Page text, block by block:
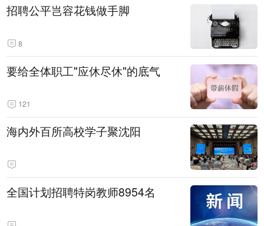
招聘公平岂容花钱做手脚
8
要给全体职工"应休尽休"的底气
121
海内外百所高校学子聚沈阳
全国计划招聘特岗教师8954名